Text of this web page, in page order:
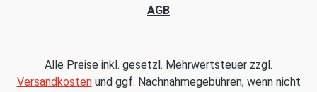
AGB
Alle Preise inkl. gesetzl. Mehrwertsteuer zzgl.
Versandkostenund ggf. Nachnahmegebühren, wenn nicht